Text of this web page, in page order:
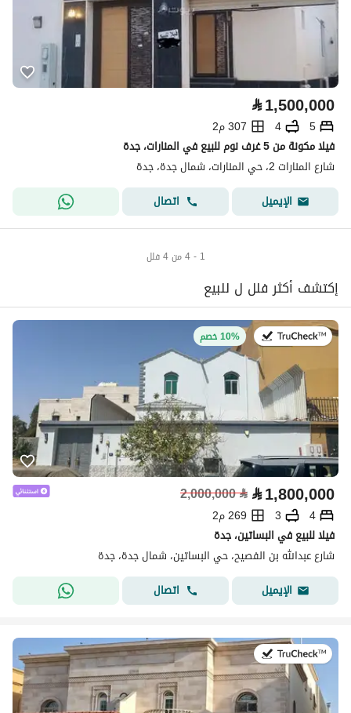
⃁1,500,000
5
4
307 م2
فيلا مكونة من 5 غرف نوم للبيع في المنارات، جدة
شارع المنارات 2، حي المنارات، شمال جدة، جدة
الإيميل
اتصال
1 - 4 من 4 فلل
إكتشف أكثر فلل ل للبيع
في:27 يوليو 202610% خصم
⃁1,800,000
⃁
2,000,000
4
3
269 م2
فيلا للبيع في البساتين، جدة
شارع عبدالله بن الفصيح، حي البساتين، شمال جدة، جدة
الإيميل
اتصال
في:27 يوليو 2026